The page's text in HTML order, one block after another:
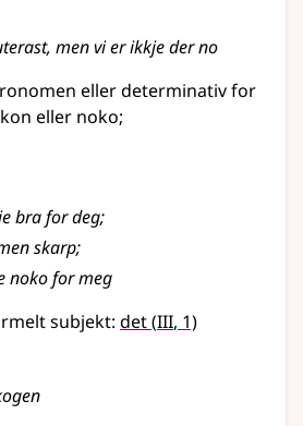
men vi er ikkje der no
eller determinativ for
eller noko;
bra for deg;
skarp;
noko for meg
subjekt: det(3
III, 1)